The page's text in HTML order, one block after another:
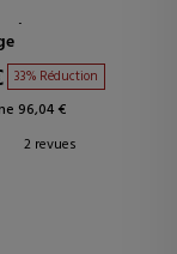
EXFOLIANT
33% Réduction
96,04 €
2 revues